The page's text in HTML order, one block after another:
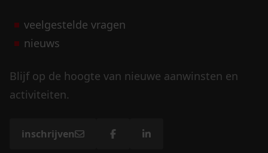
veelgestelde vragen
nieuws
Blijf op de hoogte van nieuwe aanwinsten en
activiteiten.
inschrijven